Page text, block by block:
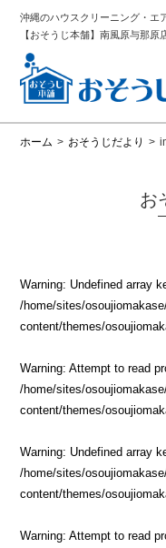
沖縄のハウスクリーニング・エ
【おそうじ本舗】南風原与那原
ホーム > おそうじだより >
お
Warning: Undefined array
/home/sites/
content/themes/
Warning: Attempt to read
/home/sites/
content/themes/
Warning: Undefined array
/home/sites/
content/themes/
Warning: Attempt to read